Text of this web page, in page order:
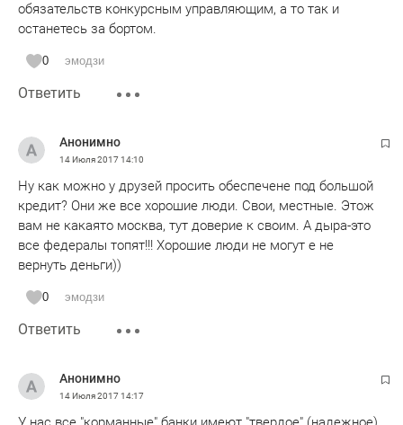
обязательств конкурсным управляющим, а то так и
останетесь за бортом.
0 эмодзи
Ответить
Анонимно
14 Июля 201714:10
Ну как можно у друзей просить обеспечене под большой
кредит? Они же все хорошие люди. Свои, местные. Этож
вам не какаято москва, тут доверие к своим. А дыра-это
все федералы топят!!! Хорошие люди не могут е не
вернуть деньги))
0 эмодзи
Ответить
Анонимно
14 Июля 201714:17